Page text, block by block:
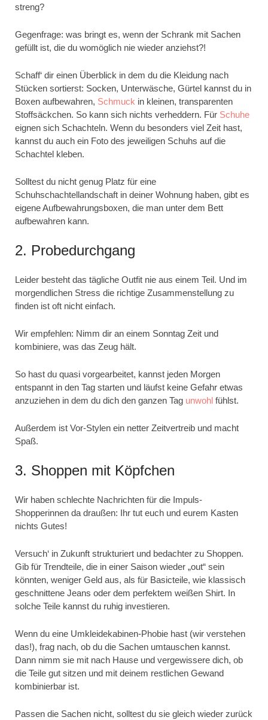
streng?
Gegenfrage: was bringt es, wenn der Schrank mit Sachen
gefüllt ist, die du womöglich nie wieder anziehst?!
Schaff‘ dir einen Überblick in dem du die Kleidung nach
Stücken sortierst: Socken, Unterwäsche, Gürtel kannst du in
Boxen aufbewahren, Schmuck in kleinen, transparenten
Stoffsäckchen. So kann sich nichts verheddern. Für Schuhe
eignen sich Schachteln. Wenn du besonders viel Zeit hast,
kannst du auch ein Foto des jeweiligen Schuhs auf die
Schachtel kleben.
Solltest du nicht genug Platz für eine
Schuhschachtellandschaft in deiner Wohnung haben, gibt es
eigene Aufbewahrungsboxen, die man unter dem Bett
aufbewahren kann.
2. Probedurchgang
Leider besteht das tägliche Outfit nie aus einem Teil. Und im
morgendlichen Stress die richtige Zusammenstellung zu
finden ist oft nicht einfach.
Wir empfehlen: Nimm dir an einem Sonntag Zeit und
kombiniere, was das Zeug hält.
So hast du quasi vorgearbeitet, kannst jeden Morgen
entspannt in den Tag starten und läufst keine Gefahr etwas
anzuziehen in dem du dich den ganzen Tag unwohl fühlst.
Außerdem ist Vor-Stylen ein netter Zeitvertreib und macht
Spaß.
3. Shoppen mit Köpfchen
Wir haben schlechte Nachrichten für die Impuls-
Shopperinnen da draußen: Ihr tut euch und eurem Kasten
nichts Gutes!
Versuch‘ in Zukunft strukturiert und bedachter zu Shoppen.
Gib für Trendteile, die in einer Saison wieder „out“ sein
könnten, weniger Geld aus, als für Basicteile, wie klassisch
geschnittene Jeans oder dem perfektem weißen Shirt. In
solche Teile kannst du ruhig investieren.
Wenn du eine Umkleidekabinen-Phobie hast (wir verstehen
das!), frag nach, ob du die Sachen umtauschen kannst.
Dann nimm sie mit nach Hause und vergewissere dich, ob
die Teile gut sitzen und mit deinem restlichen Gewand
kombinierbar ist.
Passen die Sachen nicht, solltest du sie gleich wieder zurück